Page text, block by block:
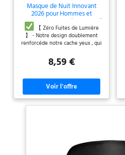
Masque de Nuit Innovant
2026 pour Hommes et
Femmes,Masque de Sommeil
(Noir)
【 Zéro Fuites de Lumière
】 - Notre design doublement
renforcéde notre cache yeux , qui
pour le nez et un tissu qui bloque
la lumière assure que vos yeux
noir, même dans les conditions
Matière soie glacée 】 - non
seulement elle absorbe la
cache oeil pour dormir pèse juste
30 grammes en poids, vous
8,59 €